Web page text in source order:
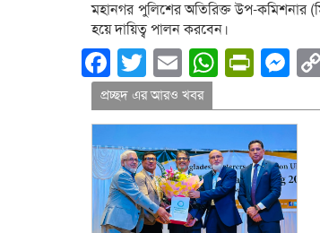
মহানগর পুলিশের অতিরিক্ত উপ-কমিশনার
হয়ে দায়িত্ব পালন করবেন।
Facebook
Twitter
Email
প্রচ্ছদ এর আরও খবর